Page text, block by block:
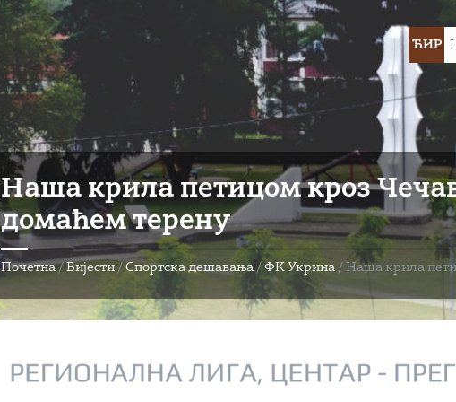
Choose
ЋИР
Наша крила петицом кроз
домаћем терену
Почетна/Вијести /Спортска дешавања /ФК Укрина /Наша крила